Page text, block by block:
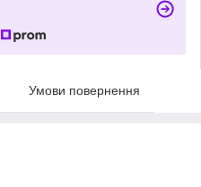
Умови повернення